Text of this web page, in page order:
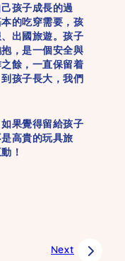
孩子成長的過
的吃穿需要，孩
出國旅遊。孩子
，是一個安全與
餘，一直保留着
孩子長大，我們
果覺得留給孩子
高貴的玩具旅
！
Next